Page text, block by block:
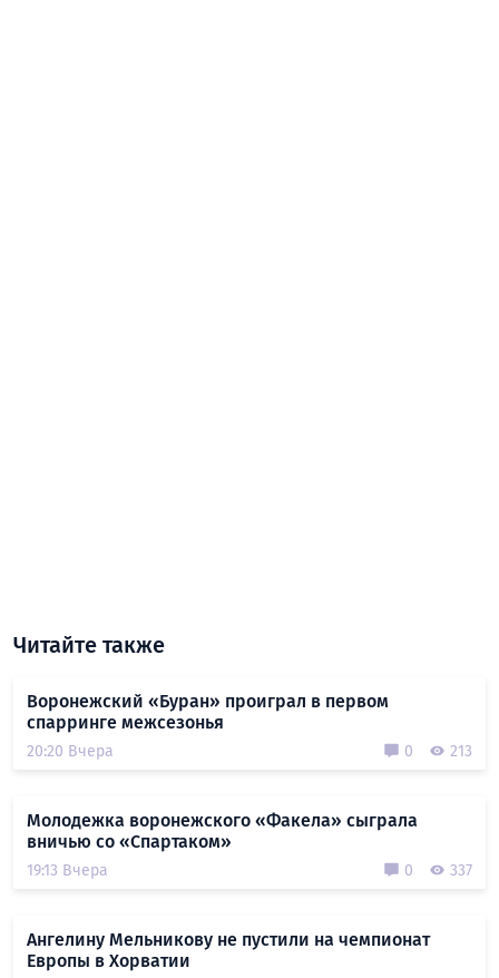
Читайте также
Воронежский «Буран» проиграл в первом
спарринге межсезонья
20:20 Вчера 0 213
Молодежка воронежского «Факела» сыграла
вничью со «Спартаком»
19:13 Вчера 0 337
Ангелину Мельникову не пустили на чемпионат
Европы в Хорватии